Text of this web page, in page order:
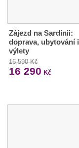
Zájezd na Sardinii:
doprava, ubytování i
výlety
16 590 Kč
16 290 Kč